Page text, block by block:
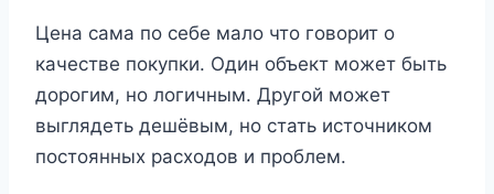
Цена сама по себе мало что говорит о
качестве покупки. Один объект может быть
дорогим, но логичным. Другой может
выглядеть дешёвым, но стать источником
постоянных расходов и проблем.